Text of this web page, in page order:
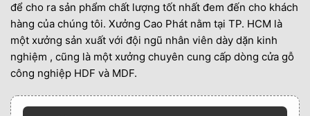
để cho ra sản phẩm chất lượng tốt nhất đem đến cho khách
hàng của chúng tôi. Xưởng Cao Phát nằm tại TP. HCM là
một xưởng sản xuất với đội ngũ nhân viên dày dặn kinh
nghiệm , cũng là một xưởng chuyên cung cấp dòng cửa gỗ
công nghiệp HDF và MDF.